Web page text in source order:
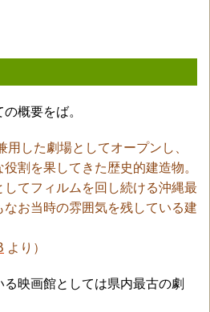
概要をば。
した劇場としてオープンし、
割を果してきた歴史的建造物。
てフィルムを回し続ける沖縄最
お当時の雰囲気を残している建
より）
映画館としては県内最古の劇